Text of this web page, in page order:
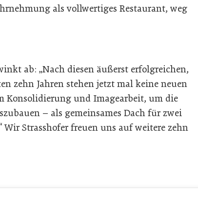
als vollwertiges Restaurant, weg
ab: „Nach diesen äußerst erfolgreichen,
zehn Jahren stehen jetzt mal keine neuen
Konsolidierung und Imagearbeit, um die
– als gemeinsames Dach für zwei
Wir Strasshofer freuen uns auf weitere zehn